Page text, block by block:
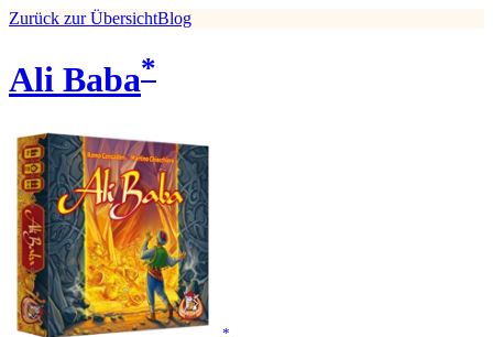
Zurück zur ÜbersichtBlog
Ali Baba*
*